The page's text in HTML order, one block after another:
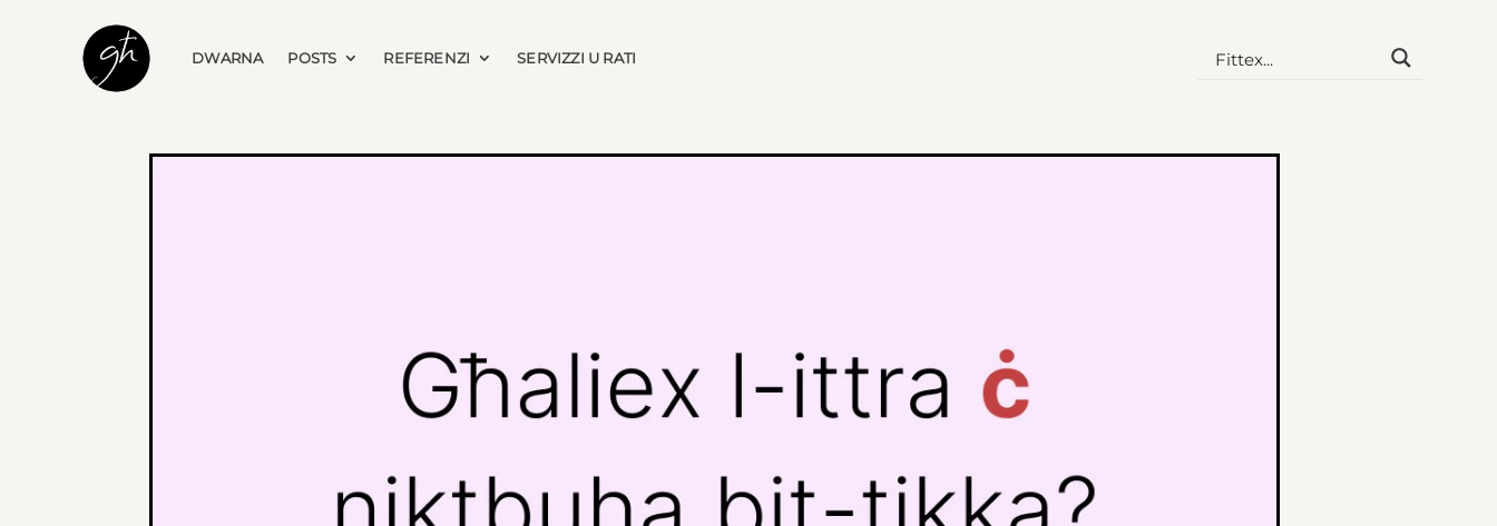
DWARNA POSTS REFERENZI SERVIZZI U RATI